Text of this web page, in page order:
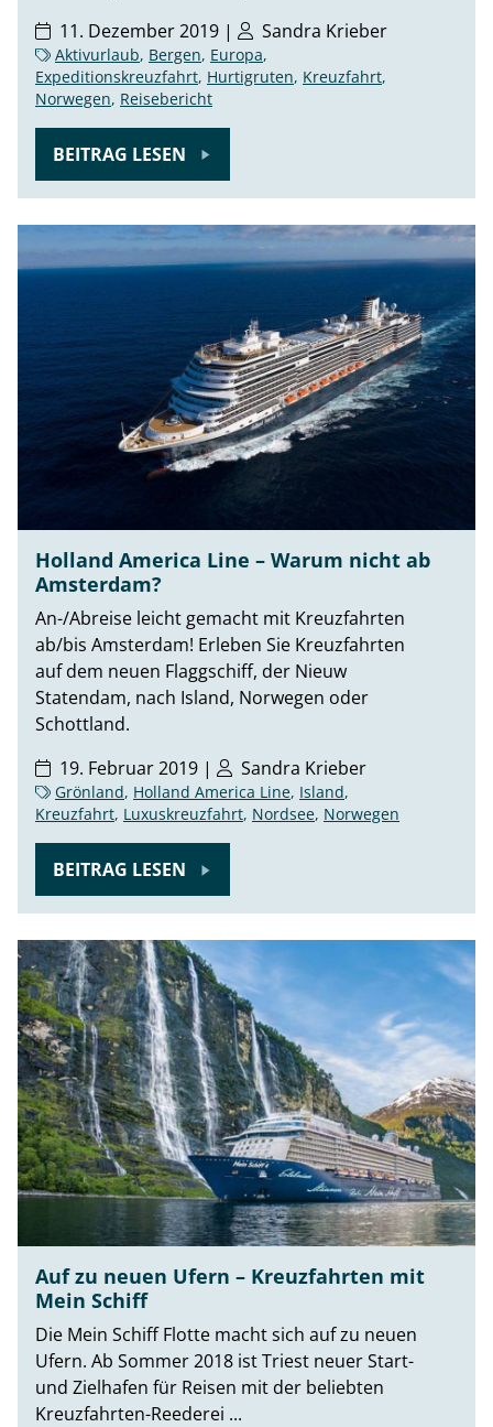
11. Dezember 2019 |
Sandra Krieber
Aktivurlaub, Bergen, Europa,
Expeditionskreuzfahrt, Hurtigruten, Kreuzfahrt,
Norwegen, Reisebericht
BEITRAG LESEN
Holland America Line – Warum nicht ab
Amsterdam?
An-/Abreise leicht gemacht mit Kreuzfahrten
ab/bis Amsterdam! Erleben Sie Kreuzfahrten
auf dem neuen Flaggschiff, der Nieuw
Statendam, nach Island, Norwegen oder
Schottland.
19. Februar 2019 |
Sandra Krieber
Grönland, Holland America Line, Island,
Kreuzfahrt, Luxuskreuzfahrt, Nordsee, Norwegen
BEITRAG LESEN
Auf zu neuen Ufern – Kreuzfahrten mit
Mein Schiff
Die Mein Schiff Flotte macht sich auf zu neuen
Ufern. Ab Sommer 2018 ist Triest neuer Start-
und Zielhafen für Reisen mit der beliebten
Kreuzfahrten-Reederei ...